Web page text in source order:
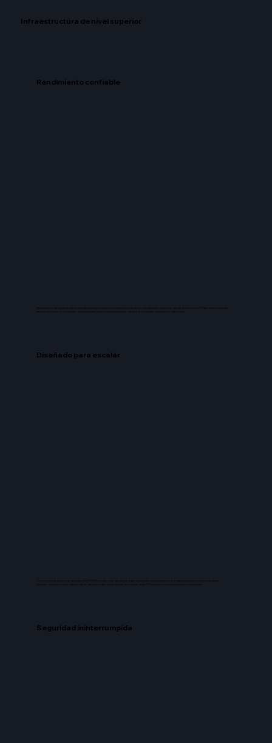
Infraestructura de nivel superior
Rendimiento confiable
Diseñado para escalar
Con un SLA de tiempo de actividad del 99,98%, los sitios de Wix Studio están preparados para mantenerse estables durante eventos de tráfico
Seguridad ininterrumpida